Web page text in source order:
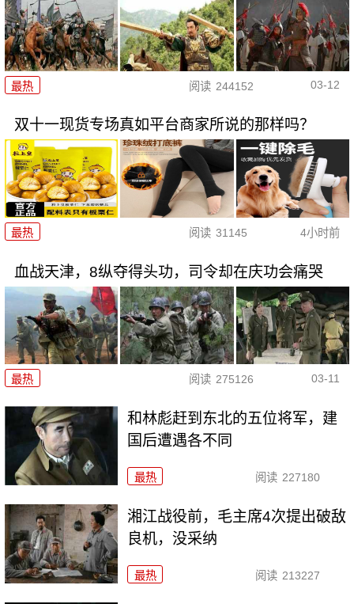
最热 阅读 244152 03-12
双十一现货专场真如平台商家所说的那样吗？
最热 阅读 31145 4小时前
血战天津，8纵夺得头功，司令却在庆功会痛哭
最热 阅读 275126 03-11
和林彪赶到东北的五位将军，建
国后遭遇各不同
最热 阅读 227180
湘江战役前，毛主席4次提出破敌
良机，没采纳
最热 阅读 213227